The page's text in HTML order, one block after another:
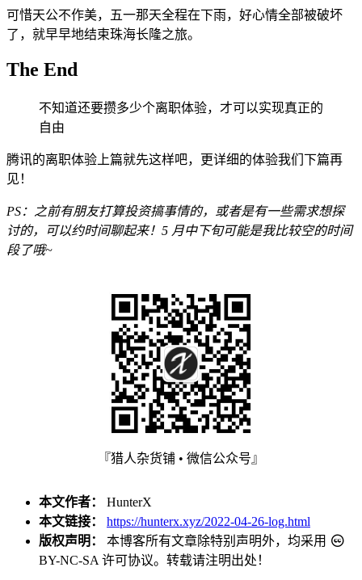
可惜天公不作美，五一那天全程在下雨，好心情全部被破坏
了，就早早地结束珠海长隆之旅。
The End
不知道还要攒多少个离职体验，才可以实现真正的
自由
腾讯的离职体验上篇就先这样吧，更详细的体验我们下篇再
见！
PS：之前有朋友打算投资搞事情的，或者是有一些需求想探
讨的，可以约时间聊起来！5 月中下旬可能是我比较空的时间
段了哦~
『猎人杂货铺 • 微信公众号』
本文作者： HunterX
本文链接：
https://hunterx.xyz/2022-04-26-log.html
版权声明： 本博客所有文章除特别声明外，均采用
BY-NC-SA 许可协议。转载请注明出处！